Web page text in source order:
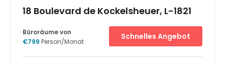
18 Boulevard de Kockelsheuer, L-1821
Büroräume von
€799 Person/Monat
Schnelles Angebot